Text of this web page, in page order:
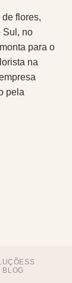
flores,
Sul, no
para o
na
pela
BLOG